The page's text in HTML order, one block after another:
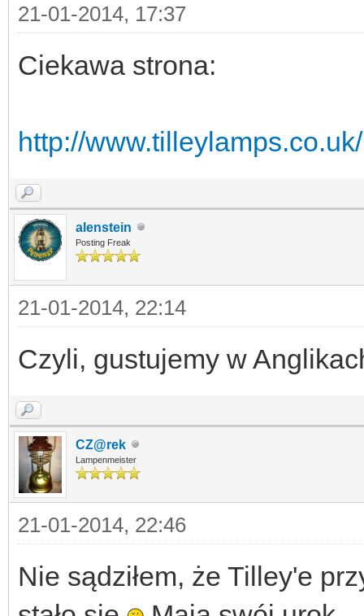
21-01-2014, 17:37
Ciekawa strona:
http://
alenstein
Posting Freak
21-01-2014, 22:14
Czyli, gustujemy w
CZ@rek
Lampenmeister
21-01-2014, 22:46
Nie sądziłem, że Tilley'e